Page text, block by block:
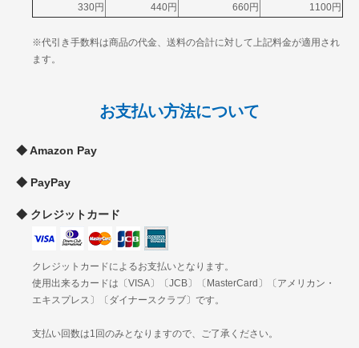
部
岐阜
愛知
790円 900円 1040円 1290円
奈良
中
鳥取
岡山
広島
四
国
徳島
香川
愛媛
1030円 1230円
福岡
330円
440円 660円 1100円
※代引き手数料は商品の代金、送料の合計に対して上記料金が適用され
ます。
お支払い方法について
Amazon Pay
PayPay
クレジットカード
クレジットカードによるお支払いとなります。
使用出来るカードは〔VISA〕〔JCB〕〔MasterCard〕〔アメリカン・
エキスプレス〕〔ダイナースクラブ〕です。
支払い回数は1回のみとなりますので、ご了承ください。